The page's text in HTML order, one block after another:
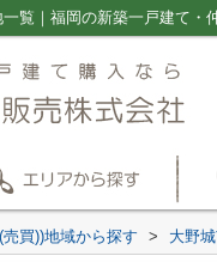
買))地域から探す > 大野